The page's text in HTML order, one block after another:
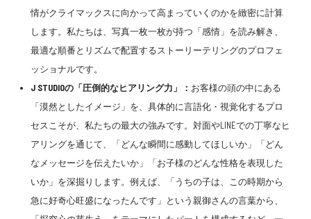
情がクライマックスに向かって高まっていくのかを緻密に計算
します。私たちは、写真一枚一枚が持つ「感情」を読み解き、
最適な順番とリズムで配置するストーリーテリングのプロフェ
ッショナルです。
J STUDIOの「圧倒的なヒアリング力」： お客様の頭の中にある
「漠然としたイメージ」を、具体的に言語化・視覚化するプロ
セスこそが、私たちの最大の強みです。対面やLINEでの丁寧なヒ
アリングを通じて、「どんな瞬間に感動してほしいか」「どん
なメッセージを伝えたいか」「お子様のどんな性格を表現した
いか」を深掘りします。例えば、「うちの子は、この時期から
急に好奇心旺盛になったんです」という親御さんの言葉から、